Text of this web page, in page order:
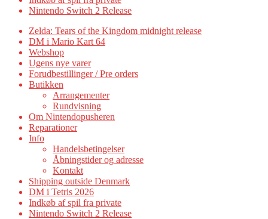
Nintendo Switch 2 Release
Zelda: Tears of the Kingdom midnight release
DM i Mario Kart 64
Webshop
Ugens nye varer
Forudbestillinger / Pre orders
Butikken
Arrangementer
Rundvisning
Om Nintendopusheren
Reparationer
Info
Handelsbetingelser
Åbningstider og adresse
Kontakt
Shipping outside Denmark
DM i Tetris 2026
Indkøb af spil fra private
Nintendo Switch 2 Release